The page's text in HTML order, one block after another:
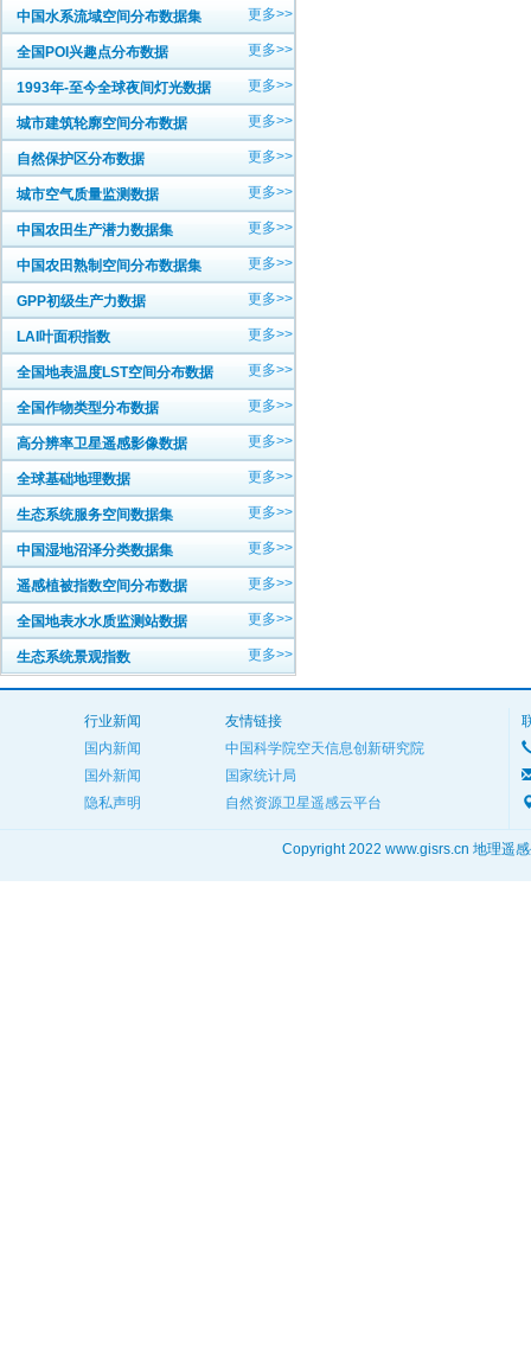
中国水系流域空间分布数据集 更多>>
全国POI兴趣点分布数据 更多>>
1993年-至今全球夜间灯光数据 更多>>
城市建筑轮廓空间分布数据 更多>>
自然保护区分布数据 更多>>
城市空气质量监测数据 更多>>
中国农田生产潜力数据集 更多>>
中国农田熟制空间分布数据集 更多>>
GPP初级生产力数据 更多>>
LAI叶面积指数 更多>>
全国地表温度LST空间分布数据 更多>>
全国作物类型分布数据 更多>>
高分辨率卫星遥感影像数据 更多>>
全球基础地理数据 更多>>
生态系统服务空间数据集 更多>>
中国湿地沼泽分类数据集 更多>>
遥感植被指数空间分布数据 更多>>
全国地表水水质监测站数据 更多>>
生态系统景观指数 更多>>
行业新闻
国内新闻
国外新闻
隐私声明
友情链接
中国科学院空天信息创新研究院
国家统计局
自然资源卫星遥感云平台
Copyright 2022 www.gisrs.cn 地理遥